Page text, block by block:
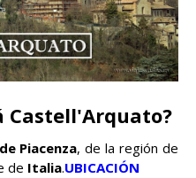
Castell'Arquato?
Piacenza, de la región de
de Italia.UBICACIÓN